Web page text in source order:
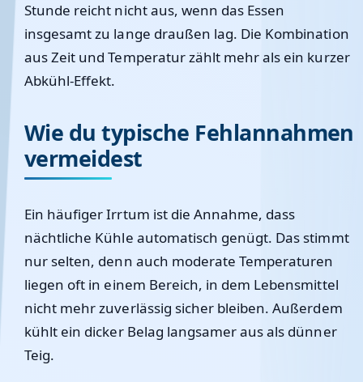
Stunde reicht nicht aus, wenn das Essen
insgesamt zu lange draußen lag. Die Kombination
aus Zeit und Temperatur zählt mehr als ein kurzer
Abkühl-Effekt.
Wie du typische Fehlannahmen
vermeidest
Ein häufiger Irrtum ist die Annahme, dass
nächtliche Kühle automatisch genügt. Das stimmt
nur selten, denn auch moderate Temperaturen
liegen oft in einem Bereich, in dem Lebensmittel
nicht mehr zuverlässig sicher bleiben. Außerdem
kühlt ein dicker Belag langsamer aus als dünner
Teig.